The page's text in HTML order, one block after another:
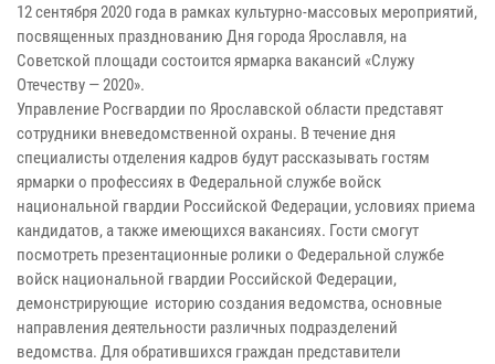
12 сентября 2020 года в рамках культурно-массовых мероприятий,
посвященных празднованию Дня города Ярославля, на
Советской площади состоится ярмарка вакансий «Служу
Отечеству — 2020».
Управление Росгвардии по Ярославской области представят
сотрудники вневедомственной охраны. В течение дня
специалисты отделения кадров будут рассказывать гостям
ярмарки о профессиях в Федеральной службе войск
национальной гвардии Российской Федерации, условиях приема
кандидатов, а также имеющихся вакансиях. Гости смогут
посмотреть презентационные ролики о Федеральной службе
войск национальной гвардии Российской Федерации,
демонстрирующие историю создания ведомства, основные
направления деятельности различных подразделений
ведомства. Для обратившихся граждан представители